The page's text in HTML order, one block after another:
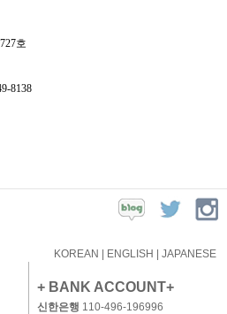
호
8138
KOREAN | ENGLISH | JAPANESE
+ BANK ACCOUNT+
신한은행 110-496-196996